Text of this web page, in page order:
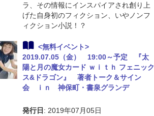
ラ、その情報にインスパイアされ創り上
げた自身初のフィクション、いやノンフ
ィクション小説！？
<無料イベント>
2019.07.05（金） 19:00～予定 『太
陽と月の魔女カード ｗｉｔｈ フェニック
ス&ドラゴン』 著者トーク＆サイン
会 ｉｎ 神保町・書泉グランデ
発行日 : 2019年07月05日